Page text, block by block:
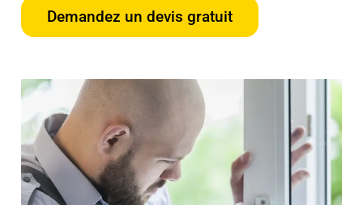
Demandez un devis gratuit